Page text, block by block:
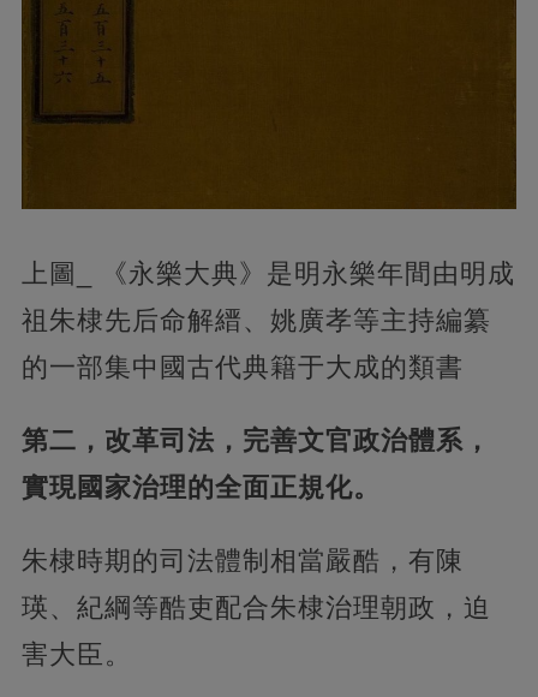
上圖_ 《永樂大典》是明永樂年間由明成
祖朱棣先后命解縉、姚廣孝等主持編纂
的一部集中國古代典籍于大成的類書
第二，改革司法，完善文官政治體系，
實現國家治理的全面正規化。
朱棣時期的司法體制相當嚴酷，有陳
瑛、紀綱等酷吏配合朱棣治理朝政，迫
害大臣。